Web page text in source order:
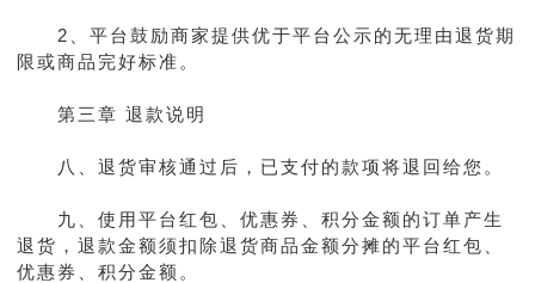
2、平台鼓励商家提供优于平台公示的无理由退货期
限或商品完好标准。
第三章 退款说明
八、退货审核通过后，已支付的款项将退回给您。
九、使用平台红包、优惠券、积分金额的订单产生
退货，退款金额须扣除退货商品金额分摊的平台红包、
优惠券、积分金额。